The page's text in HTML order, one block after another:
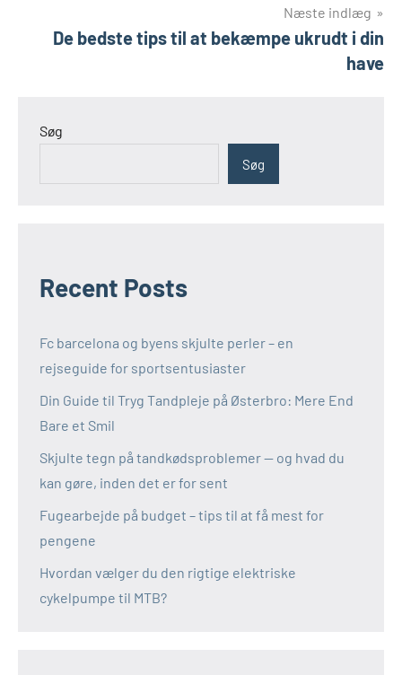
Næste indlæg
De bedste tips til at bekæmpe ukrudt i din
have
Søg
Søg
Recent Posts
Fc barcelona og byens skjulte perler – en
rejseguide for sportsentusiaster
Din Guide til Tryg Tandpleje på Østerbro: Mere End
Bare et Smil
Skjulte tegn på tandkødsproblemer — og hvad du
kan gøre, inden det er for sent
Fugearbejde på budget – tips til at få mest for
pengene
Hvordan vælger du den rigtige elektriske
cykelpumpe til MTB?